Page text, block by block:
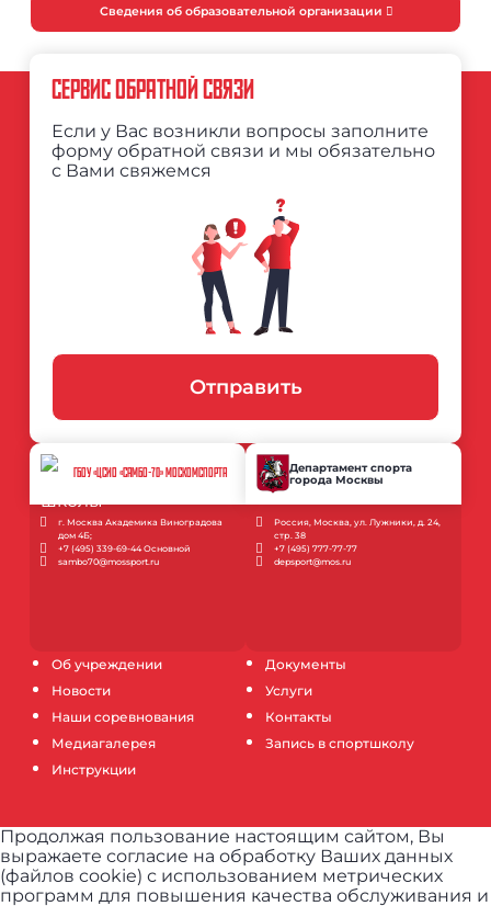
Сведения об образовательной организации
Об учреждении
Новости
Наши соревнования
Медиагалерея
Инструкции
Документы
Услуги
Контакты
Запись в спортшколу
СЕРВИС ОБРАТНОЙ СВЯЗИ
Если у Вас возникли вопросы заполните
форму обратной связи и мы обязательно
с Вами свяжемся
Отправить
ГБОУ «ЦСИО «САМБО-70» МОСКОМСПОРТА
г. Москва Академика Виноградова
дом 4Б;
+7 (495) 339-69-44 Основной
sambo70@mossport.ru
Департамент спорта
города Москвы
Россия, Москва, ул. Лужники, д. 24,
стр. 38
+7 (495) 777-77-77
depsport@mos.ru
Продолжая пользование настоящим сайтом, Вы
выражаете согласие на обработку Ваших данных
(файлов cookie) с использованием метрических
программ для повышения качества обслуживания и